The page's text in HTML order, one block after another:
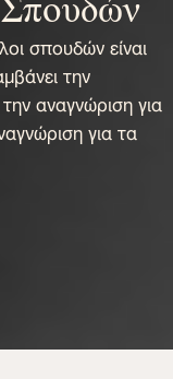
σπουδών είναι
την
αναγνώριση για
για τα